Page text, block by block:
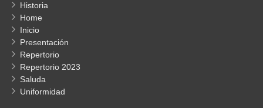
Historia
Home
Inicio
Presentación
Repertorio
Repertorio 2023
Saluda
Uniformidad